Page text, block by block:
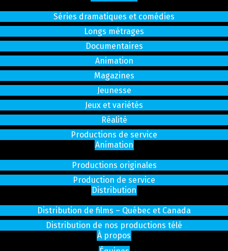
Séries dramatiques et comédies
Longs métrages
Documentaires
Animation
Magazines
Jeunesse
Jeux et variétés
Réalité
Productions de service
Animation
Productions originales
Production de service
Distribution
Distribution de films – Québec et Canada
Distribution de nos productions télé
À propos